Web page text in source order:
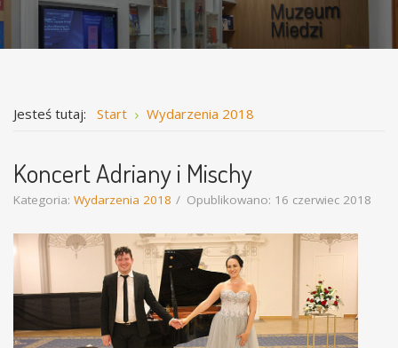
Jesteś tutaj: Start Wydarzenia 2018
Koncert Adriany i Mischy
Kategoria: Wydarzenia 2018 Opublikowano: 16 czerwiec 2018